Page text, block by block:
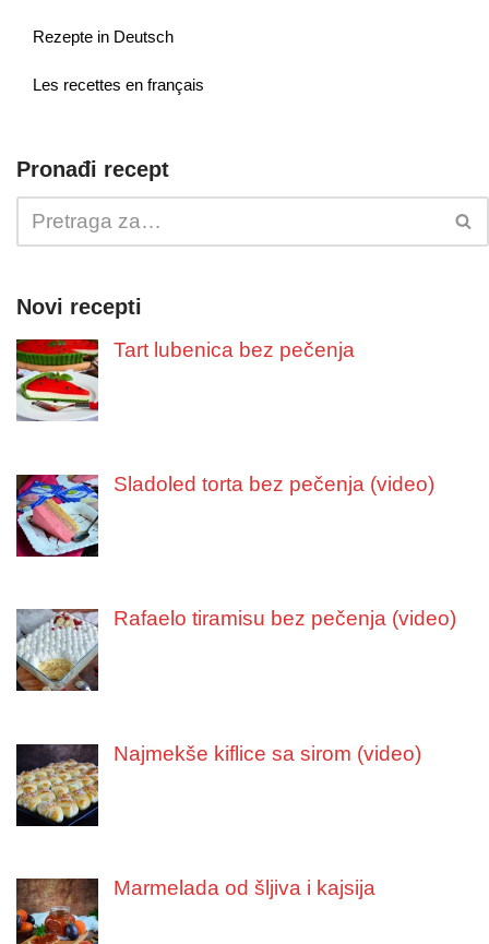
Rezepte in Deutsch
Les recettes en français
Pronađi recept
Novi recepti
Tart lubenica bez pečenja
Sladoled torta bez pečenja (video)
Rafaelo tiramisu bez pečenja (video)
Najmekše kiflice sa sirom (video)
Marmelada od šljiva i kajsija